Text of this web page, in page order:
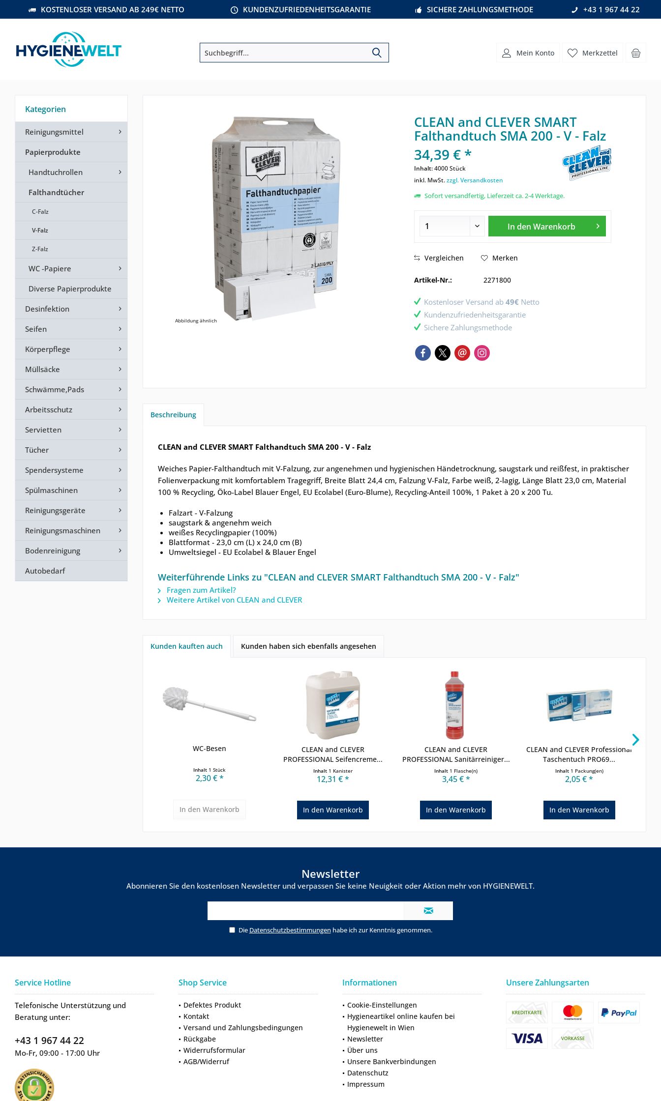
KOSTENLOSER VERSAND AB 249€ NETTO KUNDENZUFRIEDENHEITSGARANTIE SICHERE ZAHLUNGSMETHODE +43 1 967 44 22
Merkzettel
Mein Konto
Kategorien
Reinigungsmittel
Papierprodukte
Handtuchrollen
Falthandtücher
C-Falz
V-Falz
Z-Falz
WC -Papiere
Diverse Papierprodukte
Desinfektion
Seifen
Körperpflege
Müllsäcke
Schwämme,Pads
Arbeitsschutz
Servietten
Tücher
Spendersysteme
Spülmaschinen
Reinigungsgeräte
Reinigungsmaschinen
Bodenreinigung
Autobedarf
Abbildung ähnlich
CLEAN and CLEVER SMART
Falthandtuch SMA 200 - V - Falz
34,39 € *
Inhalt:4000 Stück
inkl. MwSt.zzgl. Versandkosten
Sofort versandfertig, Lieferzeit ca. 2-4 Werktage.
In den Warenkorb
Vergleichen Merken
Artikel-Nr.: 2271800
Kostenloser Versand ab 49€ Netto
Kundenzufriedenheitsgarantie
Sichere Zahlungsmethode
Beschreibung
CLEAN and CLEVER SMART Falthandtuch SMA 200 - V - Falz
Weiches Papier-Falthandtuch mit V-Falzung, zur angenehmen und hygienischen Händetrocknung, saugstark und reißfest, in praktischer
Folienverpackung mit komfortablem Tragegriff, Breite Blatt 24,4 cm, Falzung V-Falz, Farbe weiß, 2-lagig, Länge Blatt 23,0 cm, Material
100 % Recycling, Öko-Label Blauer Engel, EU Ecolabel (Euro-Blume), Recycling-Anteil 100%, 1 Paket à 20 x 200 Tu.
Falzart - V-Falzung
saugstark & angenehm weich
weißes Recyclingpapier (100%)
Blattformat - 23,0 cm (L) x 24,0 cm (B)
Umweltsiegel - EU Ecolabel & Blauer Engel
Weiterführende Links zu "CLEAN and CLEVER SMART Falthandtuch SMA 200 - V - Falz"
Fragen zum Artikel?
Weitere Artikel von CLEAN and CLEVER
Kunden kauften auch Kunden haben sich ebenfalls angesehen
WC-Besen
Inhalt 1 Stück
2,30 € *
In den Warenkorb
CLEAN and CLEVER
PROFESSIONAL Seifencreme...
Inhalt 1 Kanister
12,31 € *
In den Warenkorb
CLEAN and CLEVER
PROFESSIONAL Sanitärreiniger...
Inhalt 1 Flasche(n)
3,45 € *
In den Warenkorb
CLEAN and CLEVER Professional
Taschentuch PRO69...
Inhalt 1 Packung(en)
2,05 € *
In den Warenkorb
Newsletter
Abonnieren Sie den kostenlosen Newsletter und verpassen Sie keine Neuigkeit oder Aktion mehr von HYGIENEWELT.
Die Datenschutzbestimmungen habe ich zur Kenntnis genommen.
Service Hotline
Telefonische Unterstützung und
Beratung unter:
+43 1 967 44 22
Mo-Fr, 09:00 - 17:00 Uhr
Shop Service
Defektes Produkt
Kontakt
Versand und Zahlungsbedingungen
Rückgabe
Widerrufsformular
AGB/Widerruf
Informationen
Cookie-Einstellungen
Hygieneartikel online kaufen bei
Hygienewelt in Wien
Newsletter
Über uns
Unsere Bankverbindungen
Datenschutz
Impressum
Unsere Zahlungsarten